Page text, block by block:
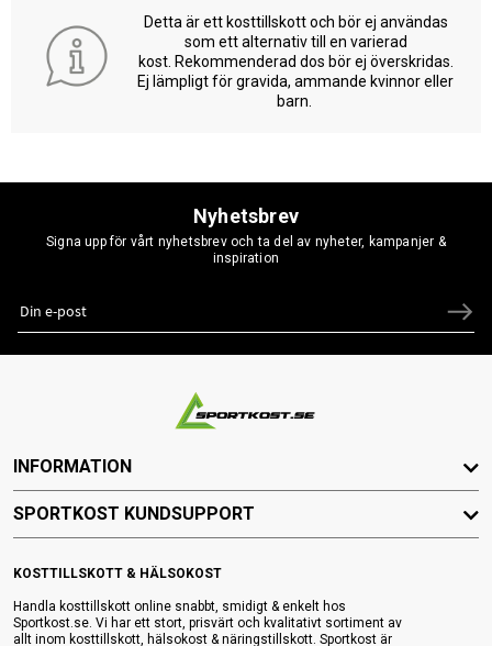
Detta är ett kosttillskott och bör ej användas
som ett alternativ till en varierad
kost. Rekommenderad dos bör ej överskridas.
Ej lämpligt för gravida, ammande kvinnor eller
barn.
Nyhetsbrev
Signa upp för vårt nyhetsbrev och ta del av nyheter, kampanjer &
inspiration
KOSTTILLSKOTT & HÄLSOKOST
Handla kosttillskott online snabbt, smidigt & enkelt hos
Sportkost.se. Vi har ett stort, prisvärt och kvalitativt sortiment av
allt inom kosttillskott, hälsokost & näringstillskott. Sportkost är
INFORMATION
SPORTKOST KUNDSUPPORT